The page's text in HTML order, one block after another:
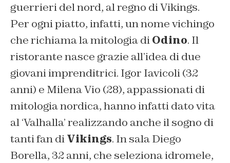
guerrieri del nord, al regno di Vikings.
Per ogni piatto, infatti, un nome vichingo
che richiama la mitologia diOdino. Il
ristorante nasce grazie all’idea di due
giovani imprenditrici. Igor Iavicoli (32
anni) e Milena Vio (28), appassionati di
mitologia nordica, hanno infatti dato vita
al ‘Valhalla’ realizzando anche il sogno di
tanti fan diVikings. In sala Diego
Borella, 32 anni, che seleziona idromele,